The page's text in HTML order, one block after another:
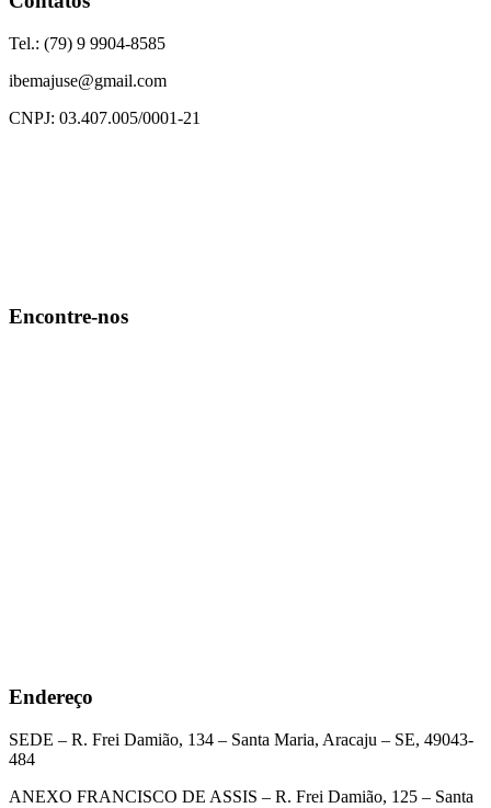
Tel.: (79) 9 9904-8585
ibemajuse@gmail.com
CNPJ: 03.407.005/0001-21
Encontre-nos
Endereço
SEDE – R. Frei Damião, 134 – Santa Maria, Aracaju – SE, 49043-
484
ANEXO FRANCISCO DE ASSIS – R. Frei Damião, 125 – Santa